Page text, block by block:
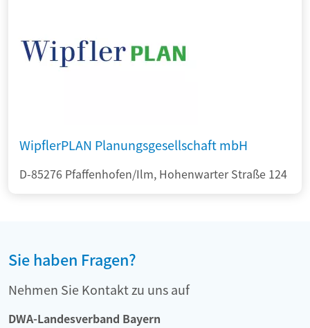
WipflerPLAN Planungsgesellschaft mbH
D-85276 Pfaffenhofen/Ilm, Hohenwarter Straße 124
Sie haben Fragen?
Nehmen Sie Kontakt zu uns auf
DWA-Landesverband Bayern